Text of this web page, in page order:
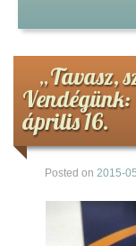
Hozzászólások
Hírek
Képek
Videók
„Tavasz,
Vendégünk:
április 16.
Posted on 2015-